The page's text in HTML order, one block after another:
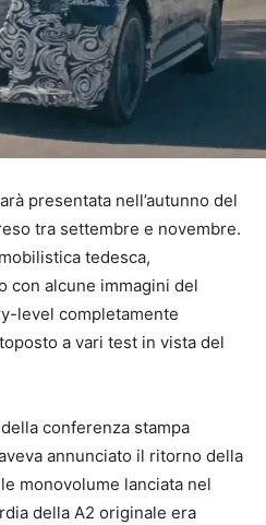
presentata nell’autunno del
tra settembre e novembre.
tedesca,
con alcune immagini del
level completamente
a vari test in vista del
conferenza stampa
annunciato il ritorno della
monovolume lanciata nel
della A2 originale era